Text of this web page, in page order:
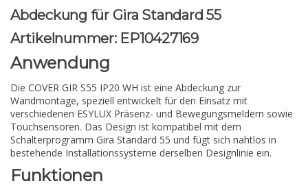
Abdeckung für Gira Standard 55
Artikelnummer: EP10427169
Anwendung
Die COVER GIR S55 IP20 WH ist eine Abdeckung zur
Wandmontage, speziell entwickelt für den Einsatz mit
verschiedenen ESYLUX Präsenz- und Bewegungsmeldern sowie
Touchsensoren. Das Design ist kompatibel mit dem
Schalterprogramm Gira Standard 55 und fügt sich nahtlos in
bestehende Installationssysteme derselben Designlinie ein.
Funktionen